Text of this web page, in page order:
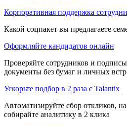
Корпоративная поддержка
Какой соцпакет вы предлагаете
Оформляйте кандидатов онлайн
Проверяйте сотрудников и
документы без бумаг и личных
Ускорьте подбор в 2 раза с Talantix
Автоматизируйте сбор откликов,
собирайте аналитику в 2 клика